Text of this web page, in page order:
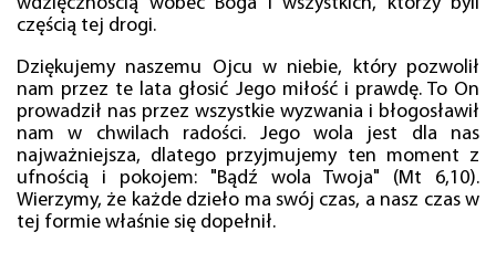
częścią tej drogi.
Dziękujemy naszemu Ojcu w niebie, który pozwolił
nam przez te lata głosić Jego miłość i prawdę. To On
prowadził nas przez wszystkie wyzwania i błogosławił
nam w chwilach radości. Jego wola jest dla nas
najważniejsza, dlatego przyjmujemy ten moment z
ufnością i pokojem: "Bądź wola Twoja" (Mt 6,10).
Wierzymy, że każde dzieło ma swój czas, a nasz czas w
tej formie właśnie się dopełnił.